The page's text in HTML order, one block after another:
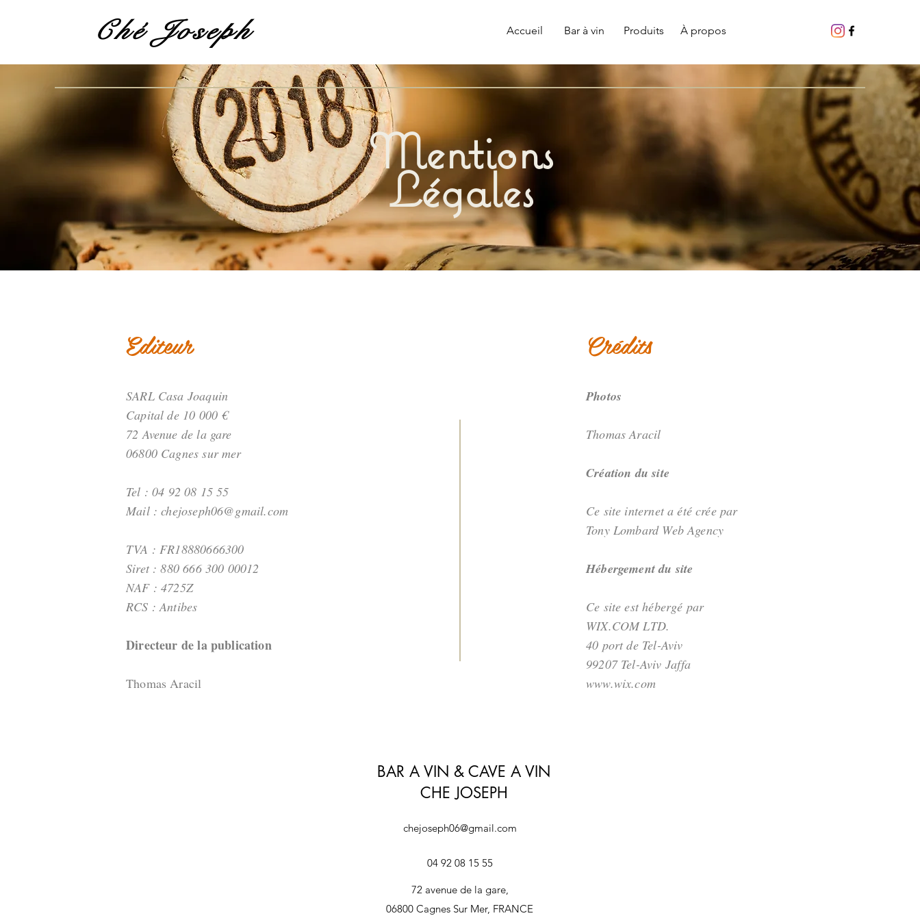
Ché Joseph Accueil Bar à vin Produits À propos
Mentions
Légales
Editeur Crédits
SARL Casa Joaquin
Capital de 10 000 €
72 Avenue de la gare
06800 Cagnes sur mer
Tel : 04 92 08 15 55
Mail :chejoseph06@gmail.com
TVA : FR18880666300
Siret : 880 666 300 00012
NAF : 4725Z
RCS : Antibes
Directeur de la publication
Thomas Aracil
Photos
Thomas Aracil
Création du site
Ce site internet a été crée par
Tony Lombard Web Agency
Hébergement du site
Ce site est hébergé par
WIX.COM LTD.
40 port de Tel-Aviv
99207 Tel-Aviv Jaffa
www.wix.com
BAR A VIN & CAVE A VIN
CHE JOSEPH
chejoseph06@gmail.com
04 92 08 15 55
72 avenue de la gare,
06800 Cagnes Sur Mer, FRANCE